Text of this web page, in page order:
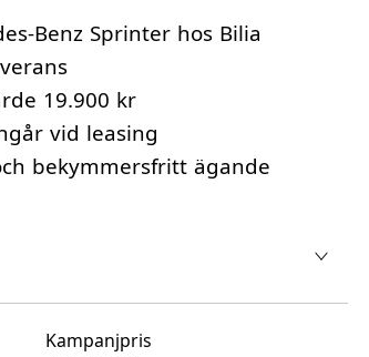
Benz Sprinter hos Bilia
19.900 kr
vid leasing
bekymmersfritt ägande
Kampanjpris